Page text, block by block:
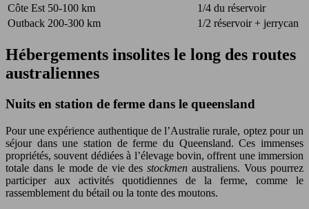
Côte Est 50-100 km
1/4 du réservoir
Outback 200-300 km 1/2 réservoir + jerrycan
Hébergements insolites le long des routes
australiennes
Nuits en station de ferme dans le queensland
Pour une expérience authentique de l’Australie rurale, optez pour un
séjour dans une station de ferme du Queensland. Ces immenses
propriétés, souvent dédiées à l’élevage bovin, offrent une immersion
totale dans le mode de vie desstockmenaustraliens. Vous pourrez
participer aux activités quotidiennes de la ferme, comme le
rassemblement du bétail ou la tonte des moutons.